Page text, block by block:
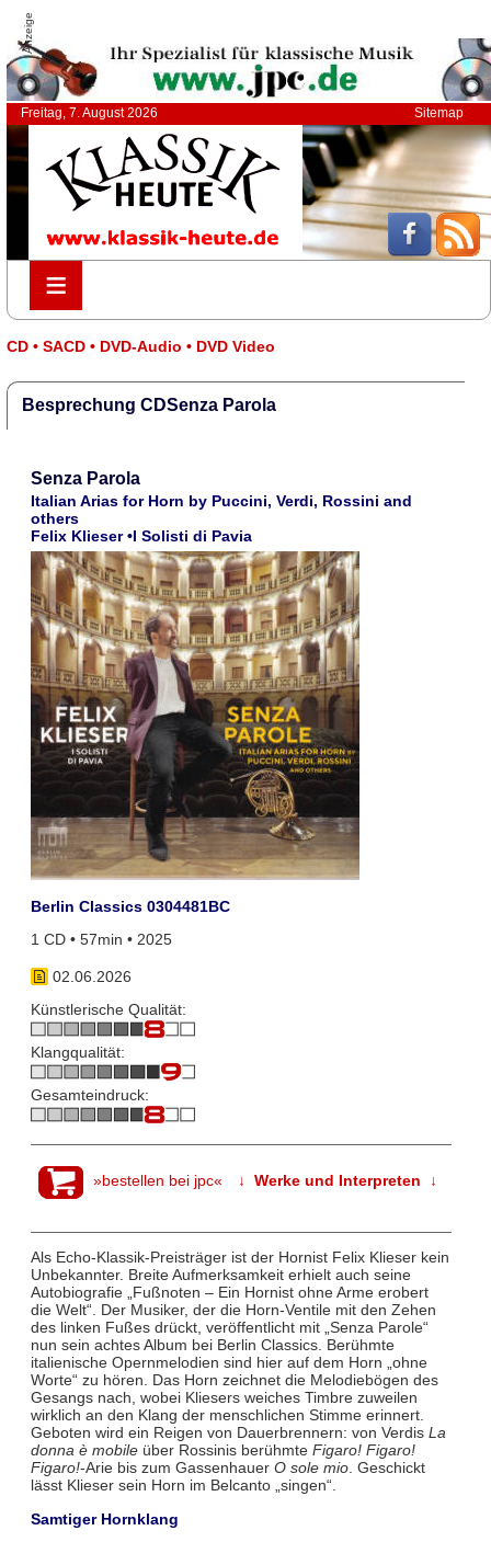
Anzeige
Freitag, 7. August 2026 Sitemap
≡
≡
CD • SACD • DVD-Audio • DVD Video
Besprechung CDSenza Parola
Senza Parola
Italian Arias for Horn by Puccini, Verdi, Rossini and
others
Felix Klieser •I Solisti di Pavia
Berlin Classics 0304481BC
1 CD • 57min • 2025
02.06.2026
Künstlerische Qualität:
Klangqualität:
Gesamteindruck:
»bestellen bei jpc« ↓ Werke und Interpreten ↓
Als Echo-Klassik-Preisträger ist der Hornist Felix Klieser kein
Unbekannter. Breite Aufmerksamkeit erhielt auch seine
Autobiografie „Fußnoten – Ein Hornist ohne Arme erobert
die Welt“. Der Musiker, der die Horn-Ventile mit den Zehen
des linken Fußes drückt, veröffentlicht mit „Senza Parole“
nun sein achtes Album bei Berlin Classics. Berühmte
italienische Opernmelodien sind hier auf dem Horn „ohne
Worte“ zu hören. Das Horn zeichnet die Melodiebögen des
Gesangs nach, wobei Kliesers weiches Timbre zuweilen
wirklich an den Klang der menschlichen Stimme erinnert.
Geboten wird ein Reigen von Dauerbrennern: von Verdis La
donna è mobileüber Rossinis berühmte Figaro! Figaro!
Figaro!-Arie bis zum Gassenhauer O sole mio. Geschickt
lässt Klieser sein Horn im Belcanto „singen“.
Samtiger Hornklang